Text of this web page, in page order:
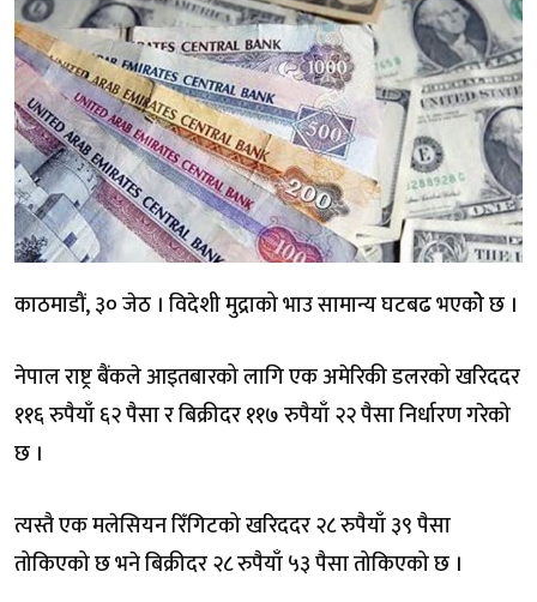
काठमाडौं, ३० जेठ । विदेशी मुद्राको भाउ सामान्य घटबढ भएकोे छ ।
नेपाल राष्ट्र बैंकले आइतबारको लागि एक अमेरिकी डलरको खरिददर
११६ रुपैयाँ ६२ पैसा र बिक्रीदर ११७ रुपैयाँ २२ पैसा निर्धारण गरेको
छ ।
त्यस्तै एक मलेसियन रिँगिटको खरिददर २८ रुपैयाँ ३९ पैसा
तोकिएको छ भने बिक्रीदर २८ रुपैयाँ ५३ पैसा तोकिएको छ ।